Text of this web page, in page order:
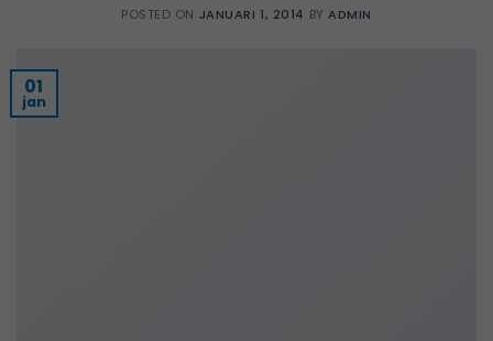
POSTED ON JANUARI 1, 2014 BYADMIN
01
jan